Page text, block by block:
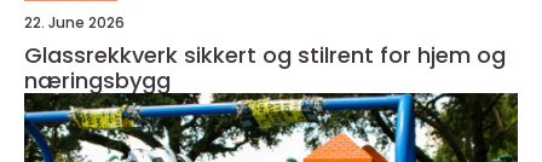
22. June 2026
Glassrekkverk sikkert og stilrent for hjem og
næringsbygg